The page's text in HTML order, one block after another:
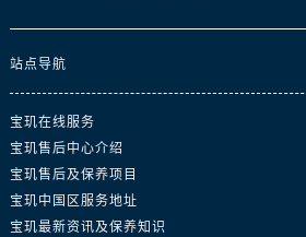
站点导航
宝玑在线服务
宝玑售后中心介绍
宝玑售后及保养项目
宝玑中国区服务地址
宝玑最新资讯及保养知识